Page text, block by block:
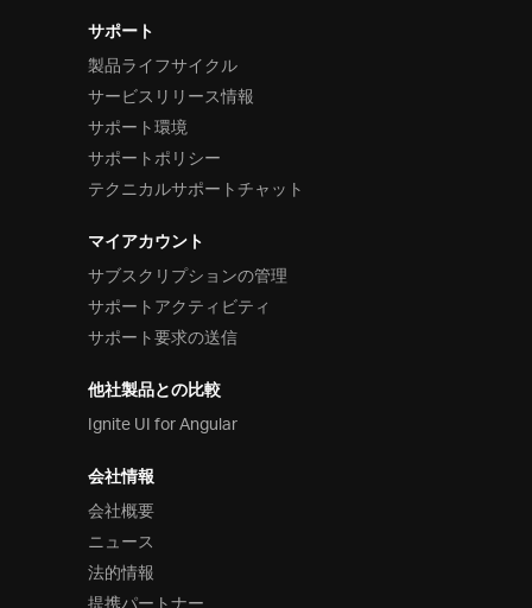
サポート
製品ライフサイクル
サービスリリース情報
サポート環境
サポートポリシー
テクニカルサポートチャット
マイアカウント
サブスクリプションの管理
サポートアクティビティ
サポート要求の送信
他社製品との比較
Ignite UI for Angular
会社情報
会社概要
ニュース
法的情報